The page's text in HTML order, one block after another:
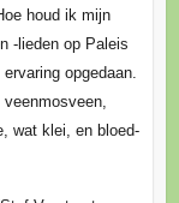
houd ik mijn
-lieden op Paleis
opgedaan.
wat klei, en bloed-